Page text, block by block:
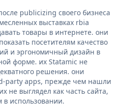
publicizing своего бизнеса
выставках rbia
товары в интернете. они
посетителям качество
и эргономичный дизайн в
форме. их Statamic не
решения. они
party apps, прежде чем нашли
не выглядел как часть сайта,
использовании.